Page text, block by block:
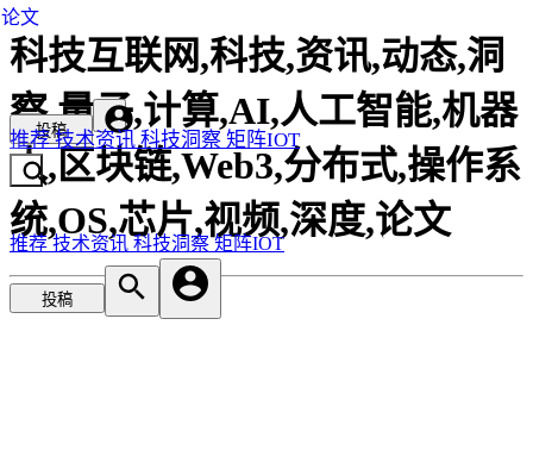
科技互联网,科技,资讯,动态,洞
察,量子,计算,AI,人工智能,机器
人,区块链,Web3,分布式,操作系
统,OS,芯片,视频,深度,论文
投稿
推荐技术资讯科技洞察 矩阵IOT
推荐技术资讯科技洞察矩阵IOT
投稿
论文